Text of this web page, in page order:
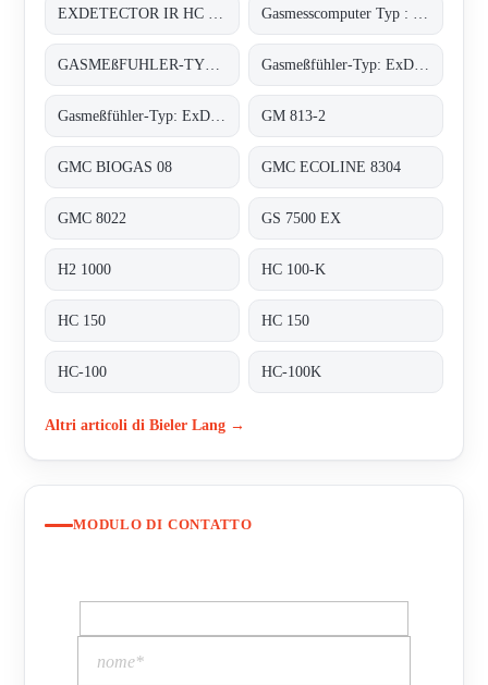
GM 813-2
GMC BIOGAS 08 GMC ECOLINE 8304
GMC 8022 GS 7500 EX
H2 1000 HC 100-K
HC 150 HC 150
HC-100 HC-100K
Altri articoli di Bieler Lang →
MODULO DI CONTATTO